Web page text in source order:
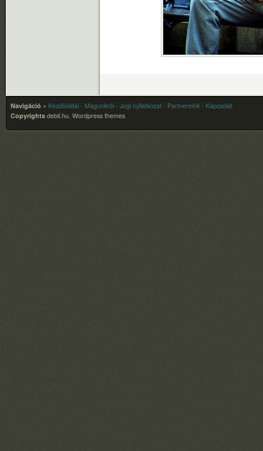
Navigáció » Kezdõoldal - Magunkról - Jogi nyilatkozat - Partnereink - Kapcsolat
Copyrights debil.hu. Wordpress themes